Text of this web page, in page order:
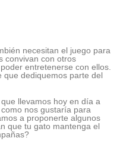
necesitan el juego para
convivan con otros
entretenerse con ellos.
que dediquemos parte del
llevamos hoy en día a
nos gustaría para
a proponerte algunos
que tu gato mantenga el